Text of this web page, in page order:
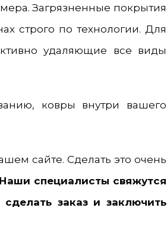
Загрязненные покрытия
строго по технологии. Для
удаляющие все виды
ковры внутри вашего
сайте. Сделать это очень
Наши специалисты свяжутся
заказ и заключить